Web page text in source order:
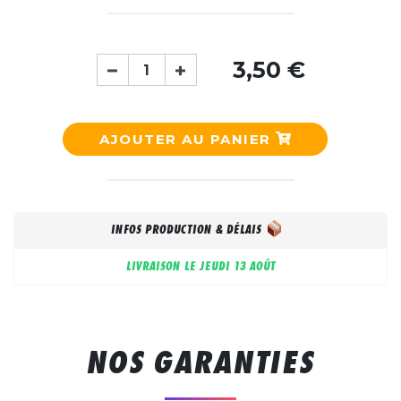
3,50 €
AJOUTER AU PANIER
INFOS PRODUCTION & DÉLAIS
LIVRAISON LE JEUDI 13 AOÛT
NOS GARANTIES